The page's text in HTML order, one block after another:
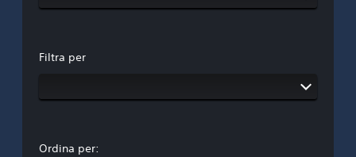
Filtra per
Ordina per: